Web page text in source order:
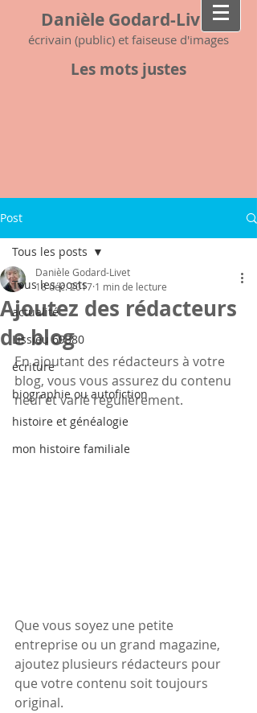
Danièle Godard-Livet
écrivain (public) et faiseuse d'images
Les mots justes
Post
Tous les posts
actualité
Lissieu 69380
écriture
biographie ou autofiction
histoire et généalogie
mon histoire familiale
Tous les posts
Ajoutez des rédacteurs
de blog
Danièle Godard-Livet
18 déc. 2017 1 min de lecture
En ajoutant des rédacteurs à votre
blog, vous vous assurez du contenu
neuf et varié régulièrement.
Que vous soyez une petite
entreprise ou un grand magazine,
ajoutez plusieurs rédacteurs pour
que votre contenu soit toujours
original.